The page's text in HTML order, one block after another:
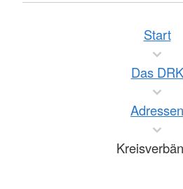
Start
Das DRK
Adressen